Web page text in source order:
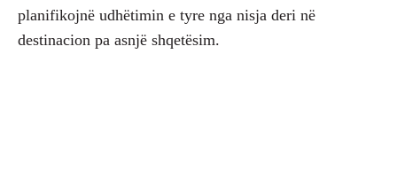
planifikojnë udhëtimin e tyre nga nisja deri në
destinacion pa asnjë shqetësim.